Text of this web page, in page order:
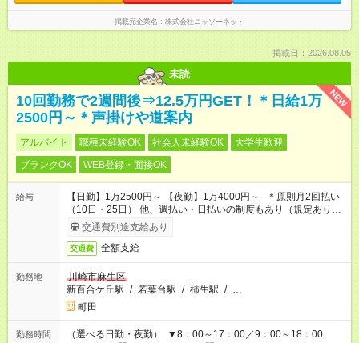
掲載元企業名 株式会社ニッソーネット
掲載日：2026.08.05
未読
NEW
10回勤務で2週間後⇒12.5万円GET！＊日給1万
2500円～＊声掛けや道案内
アルバイト 職種未経験OK 社会人未経験OK
大学生歓迎
ブランクOK
WEB登録・面接OK
給与
【日勤】1万2500円～ 【夜勤】1万4000円～ ＊原則月2回払い
（10日・25日） 他、週払い・日払いの制度もあり（規定あり）
＃日収1万円以上
交通費別途支給あり
交通費 全額支給
勤務地
川崎市麻生区
新百合ケ丘駅 / 若葉台駅 / 柿生駅 / …
町田
勤務時間
（選べる日勤・夜勤） ▼8：00～17：00／9：00～18：00